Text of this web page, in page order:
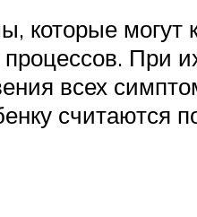
могут
При
всех
считаются